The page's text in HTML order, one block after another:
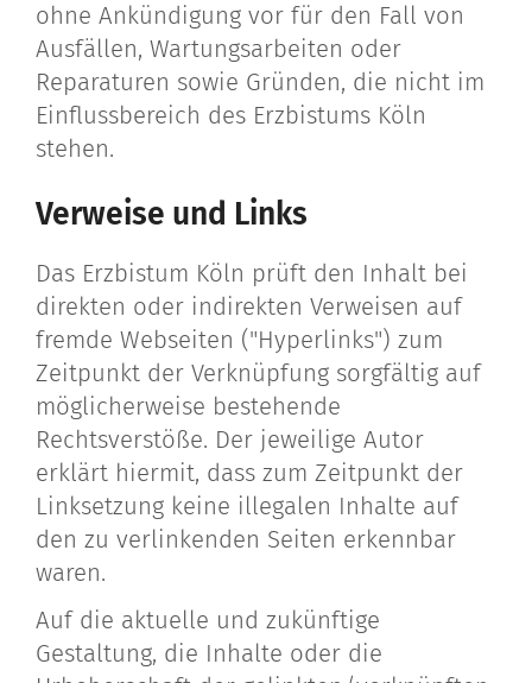
ohne Ankündigung vor für den Fall von
Ausfällen, Wartungsarbeiten oder
Reparaturen sowie Gründen, die nicht im
Einflussbereich des Erzbistums Köln
stehen.
Verweise und Links
Das Erzbistum Köln prüft den Inhalt bei
direkten oder indirekten Verweisen auf
fremde Webseiten ("Hyperlinks") zum
Zeitpunkt der Verknüpfung sorgfältig auf
möglicherweise bestehende
Rechtsverstöße. Der jeweilige Autor
erklärt hiermit, dass zum Zeitpunkt der
Linksetzung keine illegalen Inhalte auf
den zu verlinkenden Seiten erkennbar
waren.
Auf die aktuelle und zukünftige
Gestaltung, die Inhalte oder die